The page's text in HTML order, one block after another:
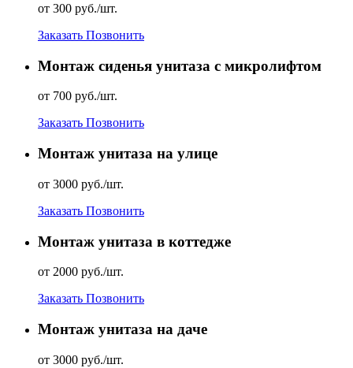
от 300 руб./шт.
Заказать Позвонить
Монтаж сиденья унитаза с микролифтом
от 700 руб./шт.
Заказать Позвонить
Монтаж унитаза на улице
от 3000 руб./шт.
Заказать Позвонить
Монтаж унитаза в коттедже
от 2000 руб./шт.
Заказать Позвонить
Монтаж унитаза на даче
от 3000 руб./шт.